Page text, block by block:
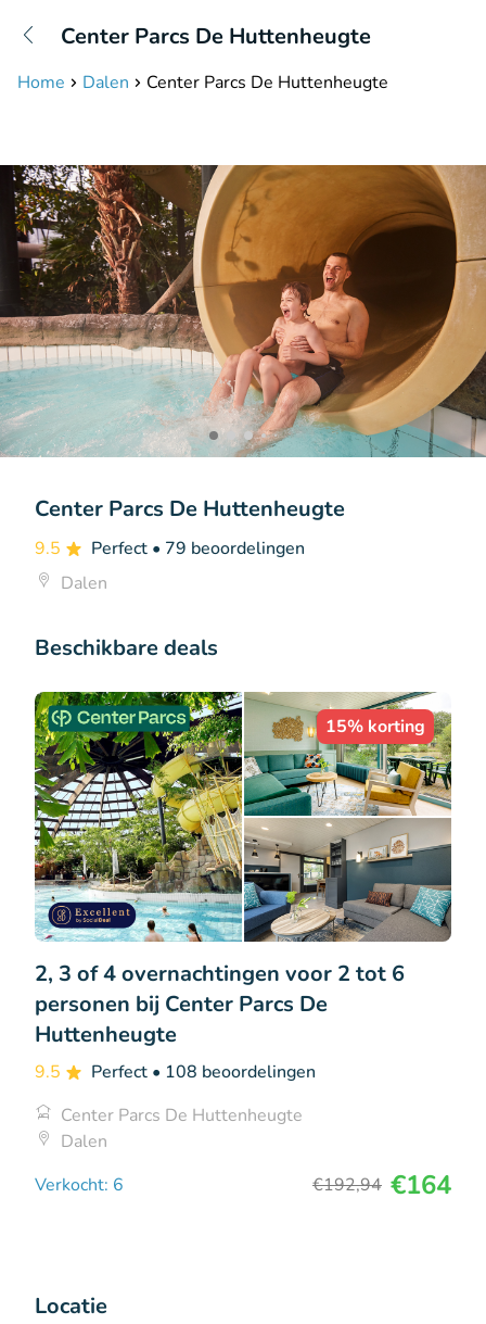
Bereikbaar tot 23:00 uur
Center Parcs De Huttenheugte
Home Dalen Center Parcs De Huttenheugte
Center Parcs De Huttenheugte
9.5 Perfect • 79 beoordelingen
Dalen
Beschikbare deals
15% korting
2, 3 of 4 overnachtingen voor 2 tot 6
personen bij Center Parcs De
Huttenheugte
9.5 Perfect • 108 beoordelingen
Center Parcs De Huttenheugte
Dalen
Verkocht: 6
€192,94 €164
Locatie